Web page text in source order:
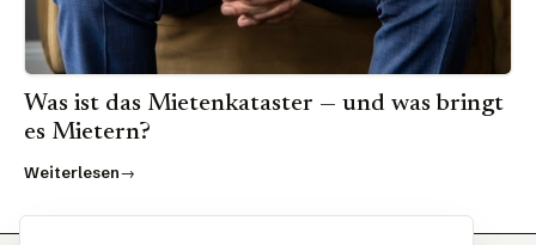
Was ist das Mietenkataster — und was bringt
es Mietern?
Weiterlesen